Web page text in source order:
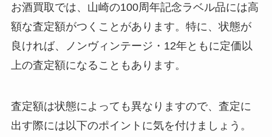
お酒買取では、山崎の100周年記念ラベル品には高
額な査定額がつくことがあります。特に、状態が
良ければ、ノンヴィンテージ・12年ともに定価以
上の査定額になることもあります。
査定額は状態によっても異なりますので、査定に
出す際には以下のポイントに気を付けましょう。